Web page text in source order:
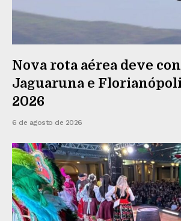
Nova rota aérea deve
Jaguaruna e
2026
6 de agosto de 2026